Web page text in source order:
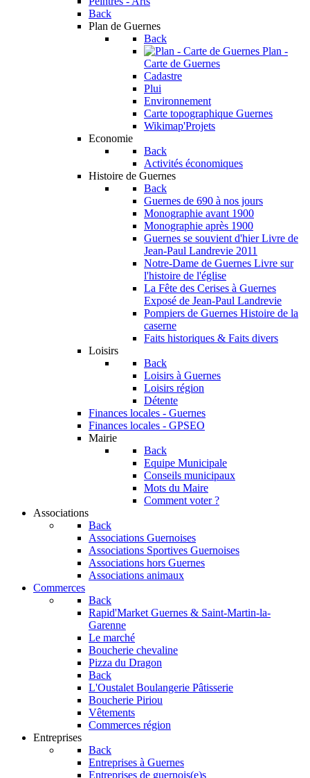
Back
Plan de Guernes
Back
Plan -
Carte de Guernes
Cadastre
Plui
Environnement
Carte topographique Guernes
Wikimap'Projets
Economie
Back
Activités économiques
Histoire de Guernes
Back
Guernes de 690 à nos jours
Monographie avant 1900
Monographie après 1900
Guernes se souvient d'hier Livre de
Jean-Paul Landrevie 2011
Notre-Dame de Guernes Livre sur
l'histoire de l'église
La Fête des Cerises à Guernes
Exposé de Jean-Paul Landrevie
Pompiers de Guernes Histoire de la
caserne
Faits historiques & Faits divers
Loisirs
Back
Loisirs à Guernes
Loisirs région
Détente
Finances locales - Guernes
Finances locales - GPSEO
Mairie
Back
Equipe Municipale
Conseils municipaux
Mots du Maire
Comment voter ?
Associations
Back
Associations Guernoises
Associations Sportives Guernoises
Associations hors Guernes
Associations animaux
Commerces
Back
Rapid'Market Guernes & Saint-Martin-la-
Garenne
Le marché
Boucherie chevaline
Pizza du Dragon
Back
L'Oustalet Boulangerie Pâtisserie
Boucherie Piriou
Vêtements
Commerces région
Entreprises
Back
Entreprises à Guernes
Entreprises de guernois(e)s